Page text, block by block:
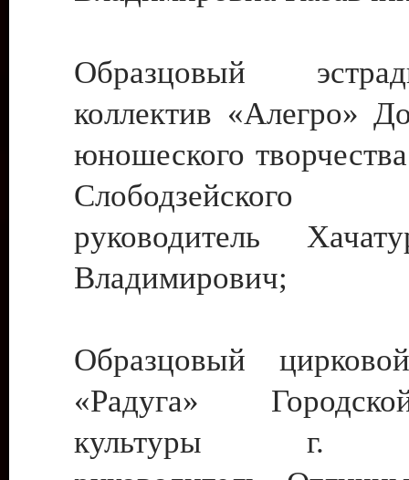
Образцовый
коллектив «Алегро»
юношеского
руководитель
Владимирович;
Образцовый
«Радуга»
культуры г.